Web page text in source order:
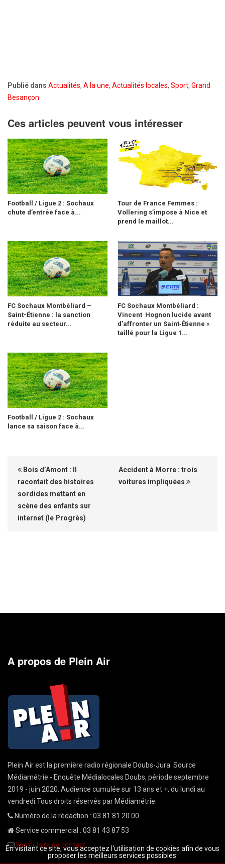
Publié dans Actualités, A la une, Actualités locales, Sport, Grand
Besançon
Ces articles peuvent vous intéresser
Football / Ligue 2 : Sochaux
chute d’entrée face à...
Tour de France Femmes :
Vollering s’impose à Nice et
prend le maillot...
FC Sochaux Montbéliard –
Saint-Étienne : la sanction
réduite au secteur...
FC Sochaux Montbéliard :
Vincent Hognon lucide avant
d’affronter un Saint‑Étienne «
taillé pour la Ligue 1...
Football / Ligue 2 : Sochaux
lance sa saison face à...
Bois d’Amont : Il
racontait des histoires
sordides mettant en
scène des enfants sur
internet (le Progrès)
Accident à Morre : trois
voitures impliquées
A propos de Plein Air
Plein Air est la première radio régionale Doubs-Jura. Source
Médiamétrie - Enquête Médialocales Doubs, période septembre
2019 - juin 2020. Audience cumulée sur 13 ans et +, du lundi au
vendredi.Tous droits réservés par Médiamétrie.
Numéro de la rédaction : 03 81 81 20 00
Service commercial : 03 81 43 87 53
Formulaire de contact
En visitant ce site, vous acceptez l'utilisation de cookies afin de vous
proposer les meilleurs services possibles.